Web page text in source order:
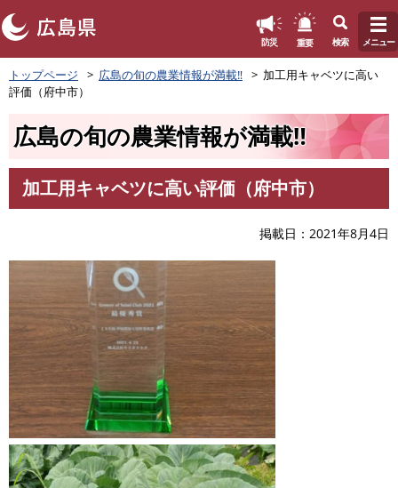
ペ
ー
ジ
。
防災 重要 検索 メニュー
トップページ 広島の旬の農業情報が満載‼
加工用キャベツに高い
評価（府中市）
広島の旬の農業情報が満載‼
文
加工用キャベツに高い評価（府中市）
掲載日 2021年8月4日